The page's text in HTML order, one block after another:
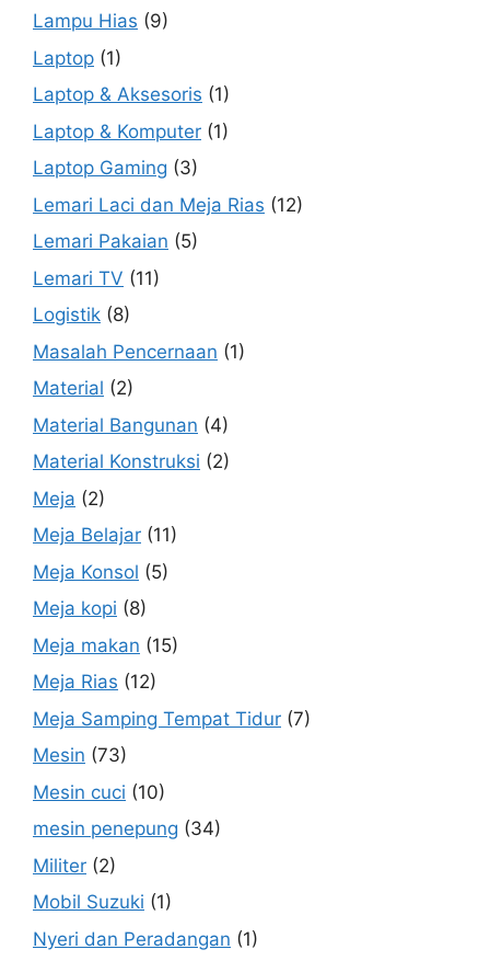
Lampu Hias (9)
Laptop (1)
Laptop & Aksesoris (1)
Laptop & Komputer (1)
Laptop Gaming (3)
Lemari Laci dan Meja Rias (12)
Lemari Pakaian (5)
Lemari TV (11)
Logistik (8)
Masalah Pencernaan (1)
Material (2)
Material Bangunan (4)
Material Konstruksi (2)
Meja (2)
Meja Belajar (11)
Meja Konsol (5)
Meja kopi (8)
Meja makan (15)
Meja Rias (12)
Meja Samping Tempat Tidur (7)
Mesin (73)
Mesin cuci (10)
mesin penepung (34)
Militer (2)
Mobil Suzuki (1)
Nyeri dan Peradangan (1)